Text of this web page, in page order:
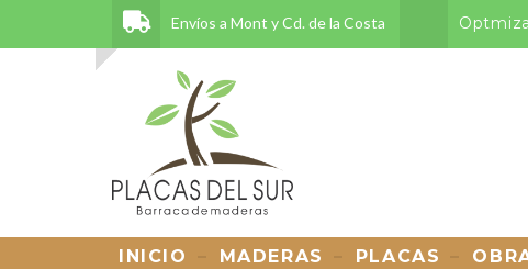
Envíos a Mont y Cd. de la Costa
INICIO MADERAS PLACAS